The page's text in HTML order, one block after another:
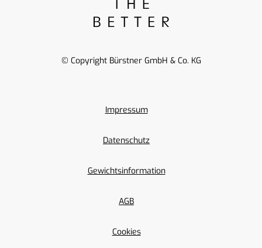
Impressum
Datenschutz
Gewichtsinformation
AGB
Cookies
© Copyright Bürstner GmbH & Co. KG